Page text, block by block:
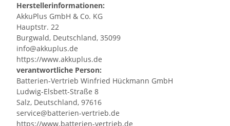
Herstellerinformationen:
AkkuPlus GmbH & Co. KG
Hauptstr. 22
Burgwald, Deutschland, 35099
info@akkuplus.de
https://www.akkuplus.de
verantwortliche Person:
Batterien-Vertrieb Winfried Hückmann GmbH
Ludwig-Elsbett-Straße 8
Salz, Deutschland, 97616
service@batterien-vertrieb.de
https://www.batterien-vertrieb.de